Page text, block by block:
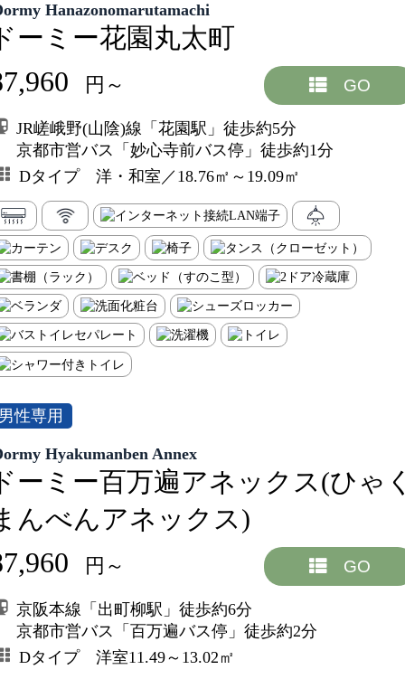
Hanazonomarutamachi
ーミー花園丸太町
円～ GO
JR嵯峨野(山陰)線「花園駅」徒歩約5分
京都市営バス「妙心寺前バス停」徒歩約1分
Dタイプ 洋・和室／18.76㎡～19.09㎡
性専用
Hyakumanben Annex
ーミー百万遍アネックス(ひゃ
んべんアネックス)
円～ GO
京阪本線「出町柳駅」徒歩約6分
京都市営バス「百万遍バス停」徒歩約2分
Dタイプ 洋室11.49～13.02㎡